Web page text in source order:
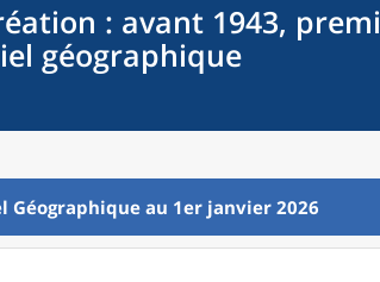
: avant 1943,
géographique
Géographique au 1er janvier 2026